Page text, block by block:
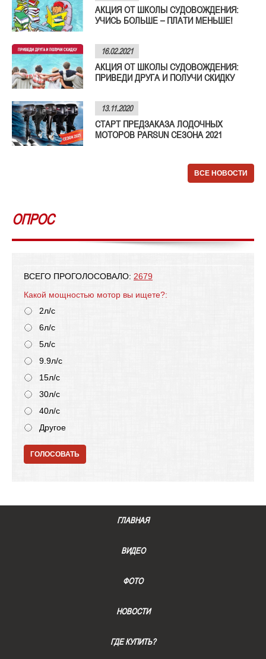
АКЦИЯ ОТ ШКОЛЫ СУДОВОЖДЕНИЯ:
УЧИСЬ БОЛЬШЕ – ПЛАТИ МЕНЬШЕ!
16.02.2021
АКЦИЯ ОТ ШКОЛЫ СУДОВОЖДЕНИЯ:
ПРИВЕДИ ДРУГА И ПОЛУЧИ СКИДКУ
13.11.2020
СТАРТ ПРЕДЗАКАЗА ЛОДОЧНЫХ
МОТОРОВ PARSUN СЕЗОНА 2021
ВСЕ НОВОСТИ
ОПРОС
ВСЕГО ПРОГОЛОСОВАЛО: 2679
Какой мощностью мотор вы ищете?:
2л/с
6л/с
5л/с
9.9л/с
15л/с
30л/с
40л/с
Другое
ГОЛОСОВАТЬ
ГЛАВНАЯ
ВИДЕО
ФОТО
НОВОСТИ
ГДЕ КУПИТЬ?